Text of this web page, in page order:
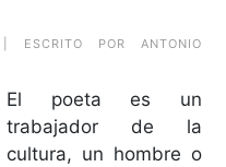
POR ANTONIO
El poeta es un
trabajador de la
cultura, un hombre o